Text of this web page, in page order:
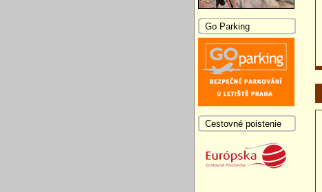
Go Parking
Cestovné poistenie